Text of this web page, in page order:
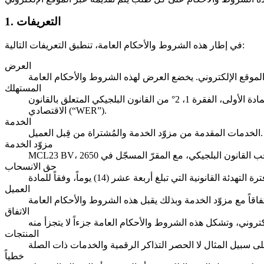
1. التعريفات
في إطار هذه الشروط والأحكام العامة، تنطبق التعريفات التالية:
العرض
المستهلك
أي شخص طبيعي يقتني المنتجات المعروضة على هذا الموقع الإلكتروني أو يستخدمها لأغراض غير مهنية فقط، كما هو موضح في المادة الأولى، الفقرة 1، 2° من القانون البلجيكي المتعلق بالقانون
الاقتصادي (“WER”).
الخدمة
الخدمات المقدمة من مزوّد الخدمة والمُشتراة من قِبل العميل.
مزوّد الخدمة
حق الانسحاب
العميل
الاتفاق
المنتجات
خطياً